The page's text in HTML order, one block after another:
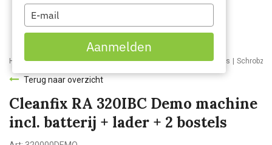
Home Webshop Schoonmaakmachines Schrobzuigmachines
Terug naar overzicht
Cleanfix RA 320IBC Demo machine
incl. batterij + lader + 2 bostels
name
Type
your
email
Aanmelden